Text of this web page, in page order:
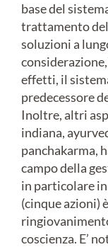
base del
trattamento
soluzioni a
effetti, il
predecessore
Inoltre, altri
indiana,
panchakarma,
campo della
in particolare
(cinque azioni)
coscienza. E’